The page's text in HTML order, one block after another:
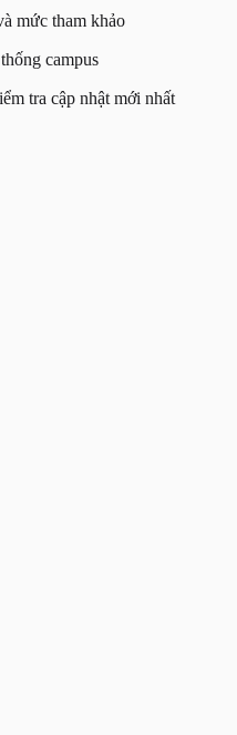
mức tham khảo
campus
tra cập nhật mới nhất